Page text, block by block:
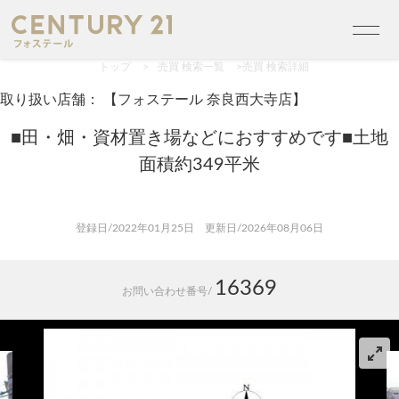
トップ > 売買 検索一覧 > 売買 検索詳細
取り扱い店舗： 【フォステール 奈良西大寺店】
■田・畑・資材置き場などにおすすめです■土地
面積約349平米
登録日/2022年01月25日 更新日/2026年08月06日
お問い合わせ番号/ 16369